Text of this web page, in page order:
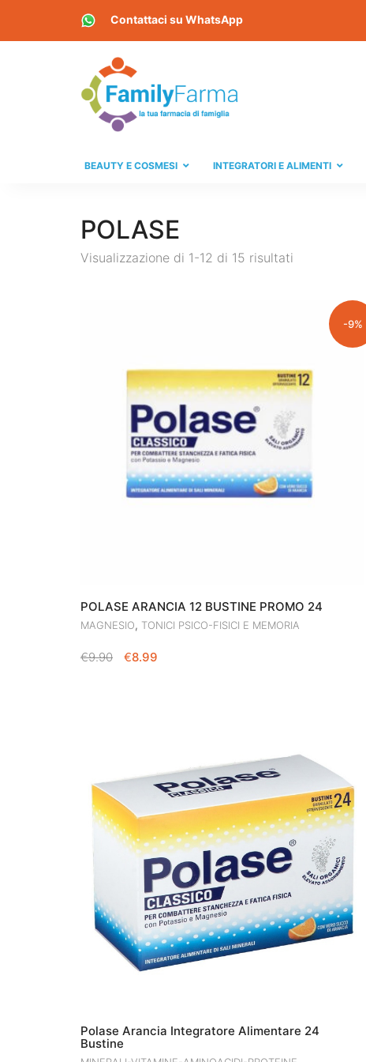
Contattaci su WhatsApp
BEAUTY E COSMESI INTEGRATORI E ALIMENTI
POLASE
Visualizzazione di 1-12 di 15 risultati
-9%
POLASE ARANCIA 12 BUSTINE PROMO 24
MAGNESIO, TONICI PSICO-FISICI E MEMORIA
€9.90
IL
€8.99
Polase Arancia Integratore Alimentare 24
Bustine